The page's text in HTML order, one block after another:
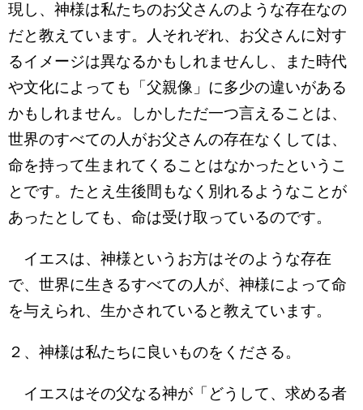
現し、神様は私たちのお父さんのような存在なの
だと教えています。人それぞれ、お父さんに対す
るイメージは異なるかもしれませんし、また時代
や文化によっても「父親像」に多少の違いがある
かもしれません。しかしただ一つ言えることは、
世界のすべての人がお父さんの存在なくしては、
命を持って生まれてくることはなかったというこ
とです。たとえ生後間もなく別れるようなことが
あったとしても、命は受け取っているのです。
イエスは、神様というお方はそのような存在
で、世界に生きるすべての人が、神様によって命
を与えられ、生かされていると教えています。
２、神様は私たちに良いものをくださる。
イエスはその父なる神が「どうして、求める者